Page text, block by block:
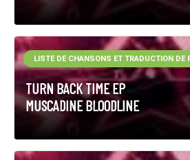
TURN BACK TIME EP
MUSCADINE BLOODLINE
LISTE DE CHANSONS ET TRADUCTION DE